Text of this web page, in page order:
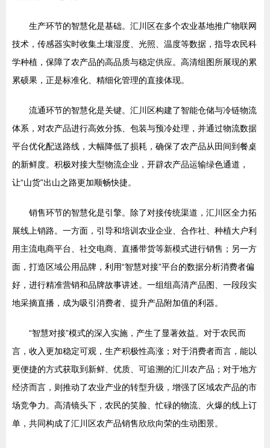
生产环节的智慧化是基础。汇川区在多个农业基地推广物联网
技术，传感器实时收集土壤湿度、光照、温度等数据，指导农民科
学种植，保障了农产品的高品质与稳定供应。高清组图所展现的累
累硕果，正是标准化、精细化管理的直接体现。
流通环节的智慧化是关键。汇川区构建了智能仓储与冷链物流
体系，对农产品进行高效分拣、包装与预冷处理，并通过物流数据
平台优化配送路线，大幅降低了损耗，确保了农产品从田间到餐桌
的新鲜度。积极对接大型物流企业，开辟农产品运输绿色通道，
让“山货”出山之路更加顺畅快捷。
销售环节的智慧化是引擎。除了对接传统渠道，汇川区全力拓
展线上销路。一方面，引导和培训农业企业、合作社、种植大户利
用主流电商平台、社交电商、直播带货等新模式进行销售；另一方
面，打造区域公用品牌，利用“智慧对接”平台的数据分析消费者偏
好，进行精准营销和品牌故事讲述。一组组高清产品图、一段段实
地采摘直播，成为吸引消费者、提升产品附加值的利器。
“智慧对接”模式的深入实施，产生了显著效益。对于农民而
言，收入更加稳定可观，生产积极性高涨；对于消费者而言，能以
更便捷的方式获取到新鲜、优质、可追溯的汇川农产品；对于地方
经济而言，则推动了农业产业的转型升级，增强了区域农产品的市
场竞争力。高清镜头下，农民的笑脸、忙碌的物流、火爆的线上订
单，共同构成了汇川区农产品销售欣欣向荣的生动图景。